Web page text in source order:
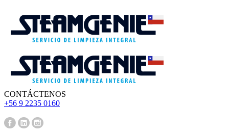
CONTÁCTENOS
‪+56 9 2235 0160‬